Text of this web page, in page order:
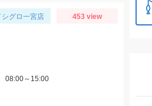
シグロ一宮店 453 view
08:00～15:00